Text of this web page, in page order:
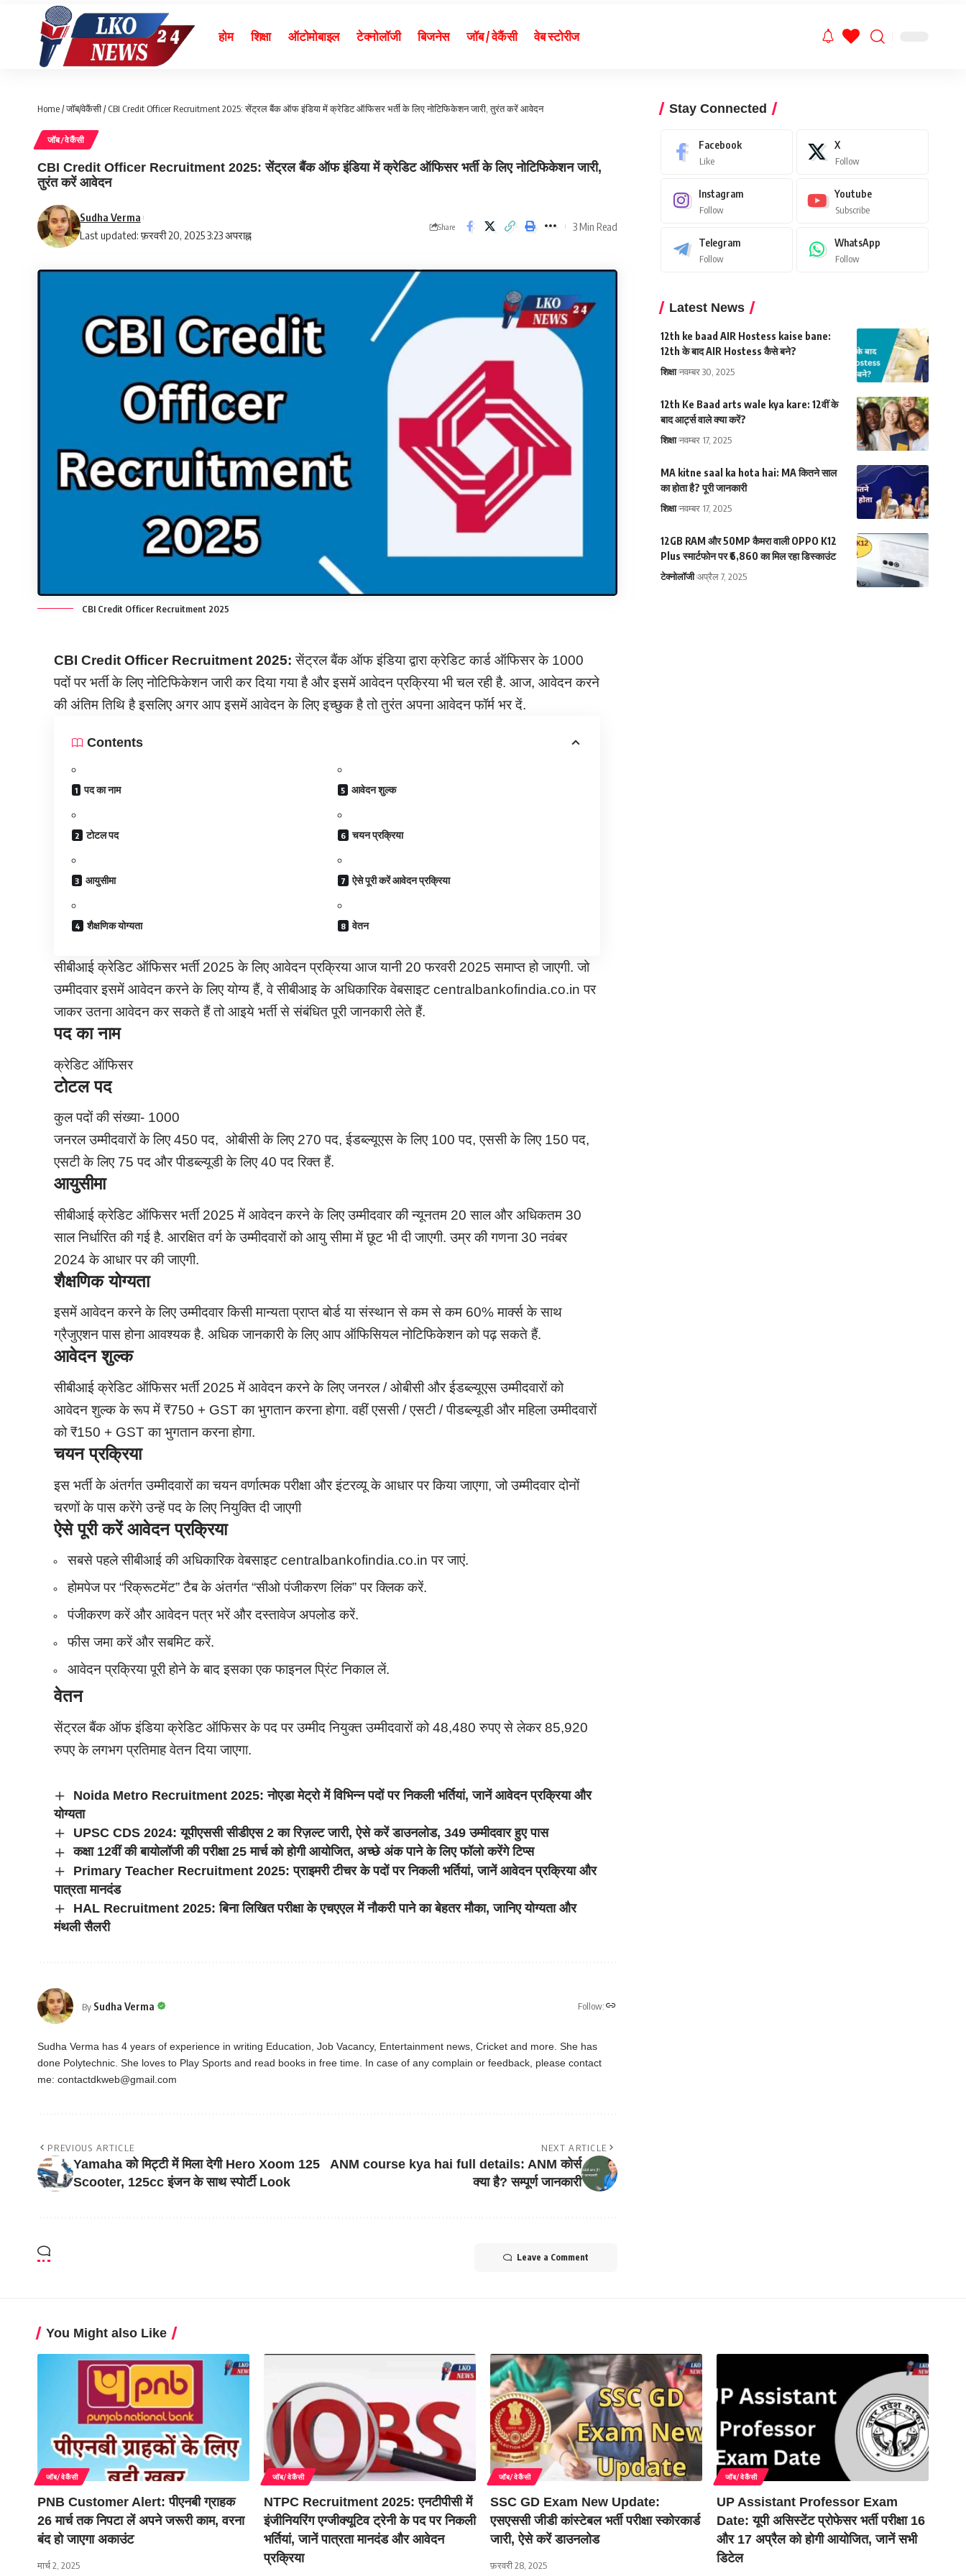
होम शिक्षा ऑटोमोबाइल टेक्नोलॉजी बिजनेस जॉब / वेकैंसी वेब स्टोरीज
Home/जॉब/वेकैंसी/CBI Credit Officer Recruitment 2025: सेंट्रल बैंक ऑफ इंडिया में क्रेडिट ऑफिसर भर्ती के लिए नोटिफिकेशन जारी, तुरंत करें आवेदन
जॉब/वेकैंसी
CBI Credit Officer Recruitment 2025: सेंट्रल बैंक ऑफ इंडिया में क्रेडिट ऑफिसर भर्ती के लिए नोटिफिकेशन जारी,
तुरंत करें आवेदन
Last updated: फ़रवरी 20, 2025 3:23 अपराह्न
Sudha Verma
Share 3 Min Read
CBI Credit Officer Recruitment 2025
CBI Credit Officer Recruitment2025: सेंट्रल बैंक ऑफ इंडिया द्वारा क्रेडिट कार्ड ऑफिसर के 1000
पदों पर भर्ती के लिए नोटिफिकेशन जारी कर दिया गया है और इसमें आवेदन प्रक्रिया भी चल रही है. आज, आवेदन करने
की अंतिम तिथि है इसलिए अगर आप इसमें आवेदन के लिए इच्छुक है तो तुरंत अपना आवेदन फॉर्म भर दें.
Contents
पद का नाम
टोटल पद
आयुसीमा
शैक्षणिक योग्यता
आवेदन शुल्क
चयन प्रक्रिया
ऐसे पूरी करें आवेदन प्रक्रिया
वेतन
सीबीआई क्रेडिट ऑफिसर भर्ती 2025 के लिए आवेदन प्रक्रिया आज यानी 20 फरवरी 2025 समाप्त हो जाएगी. जो
उम्मीदवार इसमें आवेदन करने के लिए योग्य हैं, वे सीबीआइ के अधिकारिक वेबसाइट centralbankofindia.co.in पर
जाकर उतना आवेदन कर सकते हैं तो आइये भर्ती से संबंधित पूरी जानकारी लेते हैं.
पद का नाम
क्रेडिट ऑफिसर
टोटल पद
कुल पदों की संख्या- 1000
जनरल उम्मीदवारों के लिए 450 पद, ओबीसी के लिए 270 पद, ईडब्ल्यूएस के लिए 100 पद, एससी के लिए 150 पद,
एसटी के लिए 75 पद और पीडब्ल्यूडी के लिए 40 पद रिक्त हैं.
आयुसीमा
सीबीआई क्रेडिट ऑफिसर भर्ती 2025 में आवेदन करने के लिए उम्मीदवार की न्यूनतम 20 साल और अधिकतम 30
साल निर्धारित की गई है. आरक्षित वर्ग के उम्मीदवारों को आयु सीमा में छूट भी दी जाएगी. उम्र की गणना 30 नवंबर
2024 के आधार पर की जाएगी.
शैक्षणिक योग्यता
इसमें आवेदन करने के लिए उम्मीदवार किसी मान्यता प्राप्त बोर्ड या संस्थान से कम से कम 60% मार्क्स के साथ
ग्रैजुएशन पास होना आवश्यक है. अधिक जानकारी के लिए आप ऑफिसियल नोटिफिकेशन को पढ़ सकते हैं.
आवेदन शुल्क
सीबीआई क्रेडिट ऑफिसर भर्ती 2025 में आवेदन करने के लिए जनरल / ओबीसी और ईडब्ल्यूएस उम्मीदवारों को
आवेदन शुल्क के रूप में ₹750 + GST का भुगतान करना होगा. वहीं एससी / एसटी / पीडब्ल्यूडी और महिला उम्मीदवारों
को ₹150 + GST का भुगतान करना होगा.
चयन प्रक्रिया
इस भर्ती के अंतर्गत उम्मीदवारों का चयन वर्णात्मक परीक्षा और इंटरव्यू के आधार पर किया जाएगा, जो उम्मीदवार दोनों
चरणों के पास करेंगे उन्हें पद के लिए नियुक्ति दी जाएगी
ऐसे पूरी करें आवेदन प्रक्रिया
सबसे पहले सीबीआई की अधिकारिक वेबसाइट centralbankofindia.co.in पर जाएं.
होमपेज पर “रिक्रूटमेंट” टैब के अंतर्गत “सीओ पंजीकरण लिंक” पर क्लिक करें.
पंजीकरण करें और आवेदन पत्र भरें और दस्तावेज अपलोड करें.
फीस जमा करें और सबमिट करें.
आवेदन प्रक्रिया पूरी होने के बाद इसका एक फाइनल प्रिंट निकाल लें.
वेतन
सेंट्रल बैंक ऑफ इंडिया क्रेडिट ऑफिसर के पद पर उम्मीद नियुक्त उम्मीदवारों को 48,480 रुपए से लेकर 85,920
रुपए के लगभग प्रतिमाह वेतन दिया जाएगा.
Noida Metro Recruitment 2025: नोएडा मेट्रो में विभिन्न पदों पर निकली भर्तियां, जानें आवेदन प्रक्रिया और
योग्यता
UPSC CDS 2024: यूपीएससी सीडीएस 2 का रिज़ल्ट जारी, ऐसे करें डाउनलोड, 349 उम्मीदवार हुए पास
कक्षा 12वीं की बायोलॉजी की परीक्षा 25 मार्च को होगी आयोजित, अच्छे अंक पाने के लिए फॉलो करेंगे टिप्स
Primary Teacher Recruitment 2025: प्राइमरी टीचर के पदों पर निकली भर्तियां, जानें आवेदन प्रक्रिया और
पात्रता मानदंड
HAL Recruitment 2025: बिना लिखित परीक्षा के एचएएल में नौकरी पाने का बेहतर मौका, जानिए योग्यता और
मंथली सैलरी
By Sudha Verma Follow:
Sudha Verma has 4 years of experience in writing Education, Job Vacancy, Entertainment news, Cricket and more. She has
done Polytechnic. She loves to Play Sports and read books in free time. In case of any complain or feedback, please contact
me: contactdkweb@gmail.com
PREVIOUS ARTICLE
Yamaha को मिट्टी में मिला देगी Hero Xoom 125
Scooter, 125cc इंजन के साथ स्पोर्टी Look
NEXT ARTICLE
ANM course kya hai full details: ANM कोर्स
क्या है? सम्पूर्ण जानकारी
Leave a Comment
Stay Connected
Facebook
Like
X
Follow
Instagram
Follow
Youtube
Subscribe
Telegram
Follow
WhatsApp
Follow
Latest News
12th ke baad AIR Hostess kaise bane:
12th के बाद AIR Hostess कैसे बने?
शिक्षा नवम्बर 30, 2025
12th Ke Baad arts wale kya kare: 12वीं के
बाद आर्ट्स वाले क्या करें?
शिक्षा नवम्बर 17, 2025
MA kitne saal ka hota hai: MA कितने साल
का होता है? पूरी जानकारी
शिक्षा नवम्बर 17, 2025
12GB RAM और 50MP कैमरा वाली OPPO K12
Plus स्मार्टफोन पर ₹6,860 का मिल रहा डिस्काउंट
टेक्नोलॉजी अप्रैल 7, 2025
You Might also Like
जॉब/वेकैंसी
PNB Customer Alert: पीएनबी ग्राहक
26 मार्च तक निपटा लें अपने जरूरी काम, वरना
बंद हो जाएगा अकाउंट
मार्च 2, 2025
जॉब/वेकैंसी
NTPC Recruitment 2025: एनटीपीसी में
इंजीनियरिंग एग्जीक्यूटिव ट्रेनी के पद पर निकली
भर्तियां, जानें पात्रता मानदंड और आवेदन
प्रक्रिया
जॉब/वेकैंसी
SSC GD Exam New Update:
एसएससी जीडी कांस्टेबल भर्ती परीक्षा स्कोरकार्ड
जारी, ऐसे करें डाउनलोड
फ़रवरी 28, 2025
जॉब/वेकैंसी
UP Assistant Professor Exam
Date: यूपी असिस्टेंट प्रोफेसर भर्ती परीक्षा 16
और 17 अप्रैल को होगी आयोजित, जानें सभी
डिटेल